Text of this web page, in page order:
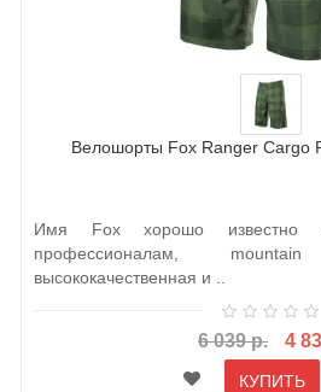
Велошорты Fox Ranger Cargo
Имя Fox хорошо известно
профессионалам,
высококачественная и ..
6 039 р. 4
КУПИТЬ